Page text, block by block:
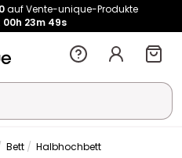
auf Vente-unique-Produkte
00h 23m 49s
- Gleicher Shop, neuer Name!
auf Vente-unique-Produkte
00h
Bett Halbhochbett